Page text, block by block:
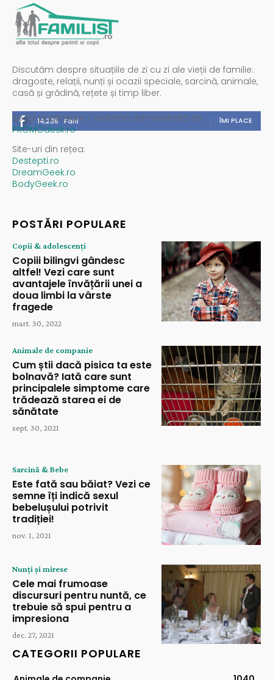
Discutăm despre situațiile de zi cu zi ale vieții de familie:
dragoste, relații, nunți și ocazii speciale, sarcină, animale,
casă și grădină, rețete și timp liber.
14,235 Fani ÎMI PLACE
Spații publicitare / reclamă administrată de
PROMOdesk.ro
Site-uri din rețea:
Destepti.ro
DreamGeek.ro
BodyGeek.ro
POSTĂRI POPULARE
Copii & adolescenți
Copiii bilingvi gândesc
altfel! Vezi care sunt
avantajele învățării unei a
doua limbi la vârste
fragede
mart. 30, 2022
Animale de companie
Cum știi dacă pisica ta este
bolnavă? Iată care sunt
principalele simptome care
trădează starea ei de
sănătate
sept. 30, 2021
Sarcină & Bebe
Este fată sau băiat? Vezi ce
semne îți indică sexul
bebelușului potrivit
tradiției!
nov. 1, 2021
Nunți și mirese
Cele mai frumoase
discursuri pentru nuntă, ce
trebuie să spui pentru a
impresiona
dec. 27, 2021
CATEGORII POPULARE